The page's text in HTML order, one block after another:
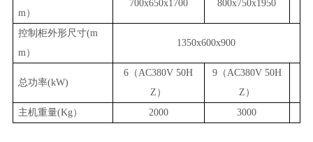
m）
700x650x1700 800x750x1950
控制柜外形尺寸(m
m）
1350x600x900
总功率(kW)
6 （AC380V 50H
Z ）
9（AC380V 50H
Z ）
主机重量(Kg） 2000 3000